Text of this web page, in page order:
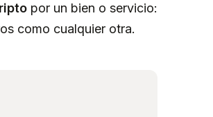
por un bien o servicio:
como cualquier otra.